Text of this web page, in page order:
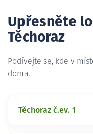
Upřesněte
Těchoraz
Podívejte se, kde v
doma.
Těchoraz č.ev. 1